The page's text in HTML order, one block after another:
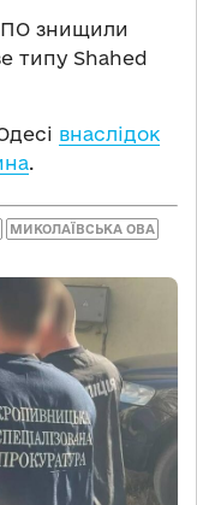
знищили
типу Shahed
внаслідок
.
МИКОЛАЇВСЬКА ОВА